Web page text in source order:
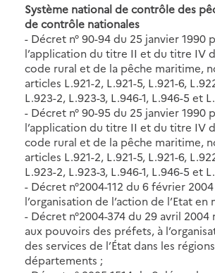
Système national de contrôle des
de contrôle nationales
- Décret n° 90-94 du 25 janvier 1990
l’application du titre II et du titre IV
code rural et de la pêche maritime,
articles L.921-2, L.921-5, L.921-6,
L.923-2, L.923-3, L.946-1, L.946-5 et
- Décret n° 90-95 du 25 janvier 1990
l’application du titre II et du titre IV
code rural et de la pêche maritime,
articles L.921-2, L.921-5, L.921-6,
L.923-2, L.923-3, L.946-1, L.946-5 et
- Décret n°2004-112 du 6 février
l’organisation de l’action de l’Etat en
- Décret n°2004-374 du 29 avril
aux pouvoirs des préfets, à
des services de l’État dans les
départements ;